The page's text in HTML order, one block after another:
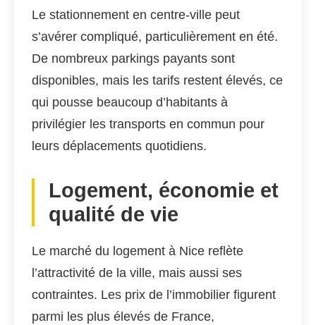
Le stationnement en centre-ville peut
s’avérer compliqué, particulièrement en été.
De nombreux parkings payants sont
disponibles, mais les tarifs restent élevés, ce
qui pousse beaucoup d’habitants à
privilégier les transports en commun pour
leurs déplacements quotidiens.
Logement, économie et
qualité de vie
Le marché du logement à Nice reflète
l’attractivité de la ville, mais aussi ses
contraintes. Les prix de l’immobilier figurent
parmi les plus élevés de France,